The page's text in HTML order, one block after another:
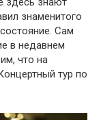
знаменитого
Сам
в недавнем
что на
тур по